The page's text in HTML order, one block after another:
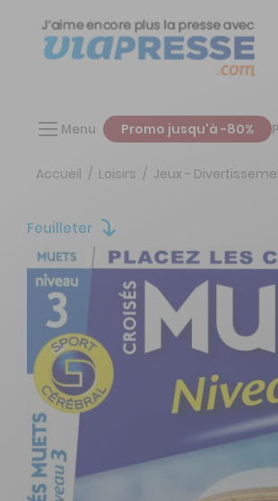
Menu Promo jusqu'à -80%
Accueil Loisirs Jeux -
Feuilleter